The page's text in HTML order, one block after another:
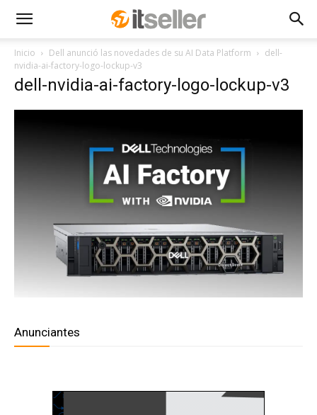
Inicio Dell anunció las novedades de su AI Data Platform
dell-
nvidia-ai-factory-logo-lockup-v3
dell-nvidia-ai-factory-logo-lockup-v3
Anunciantes